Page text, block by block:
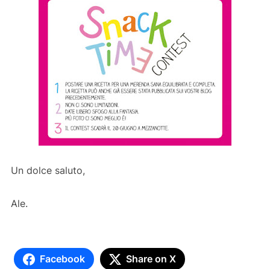
Un dolce saluto,
Ale.
Facebook Share on X